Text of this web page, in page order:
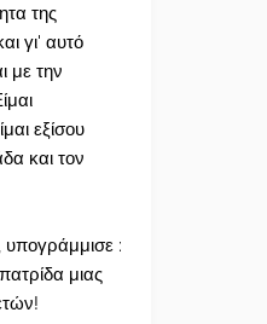
της
γι' αυτό
με την
εξίσου
και τον
:
μιας